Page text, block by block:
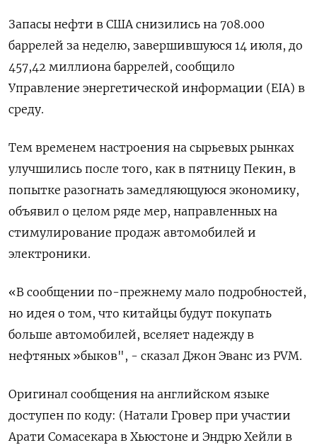
Запасы нефти в США снизились на 708.000
баррелей за неделю, завершившуюся 14 июля, до
457,42 миллиона баррелей, сообщило
Управление энергетической информации (EIA) в
среду.
Тем временем настроения на сырьевых рынках
улучшились после того, как в пятницу Пекин, в
попытке разогнать замедляющуюся экономику,
объявил о целом ряде мер, направленных на
стимулирование продаж автомобилей и
электроники.
«В сообщении по-прежнему мало подробностей,
но идея о том, что китайцы будут покупать
больше автомобилей, вселяет надежду в
нефтяных »быков", - сказал Джон Эванс из PVM.
Оригинал сообщения на английском языке
доступен по коду: (Натали Гровер при участии
Арати Сомасекара в Хьюстоне и Эндрю Хейли в